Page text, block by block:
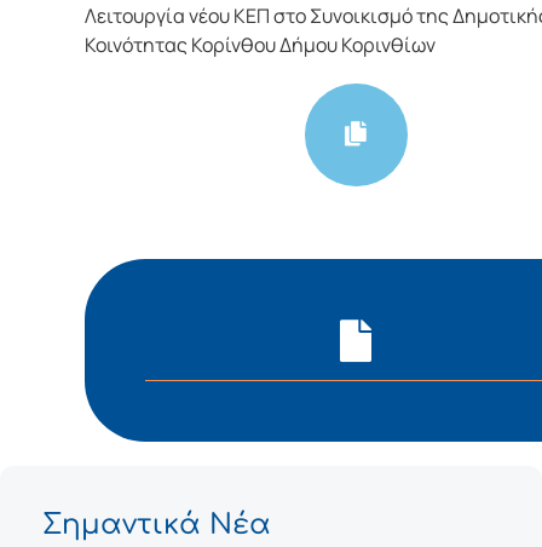
Λειτουργία νέου ΚΕΠ στο Συνοικισμό της
Κοινότητας Κορίνθου Δήμου Κορινθίων
Σημαντικά Νέα